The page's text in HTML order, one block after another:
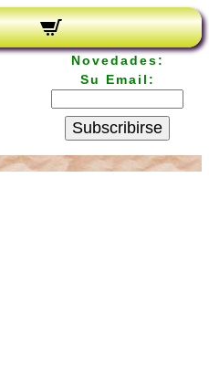
Novedades:
Su Email:
Subscribirse